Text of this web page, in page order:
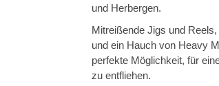
und Herbergen.
Mitreißende Jigs und
und ein Hauch von Heavy
perfekte Möglichkeit, für
zu entfliehen.